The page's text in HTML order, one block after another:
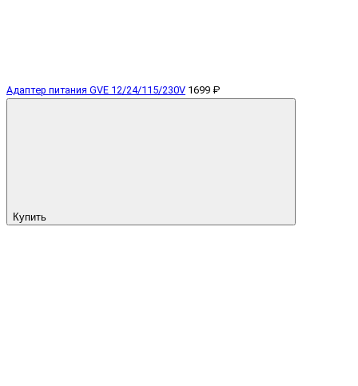
Адаптер питания GVE 12/24/115/230V 1699 ₽
Купить